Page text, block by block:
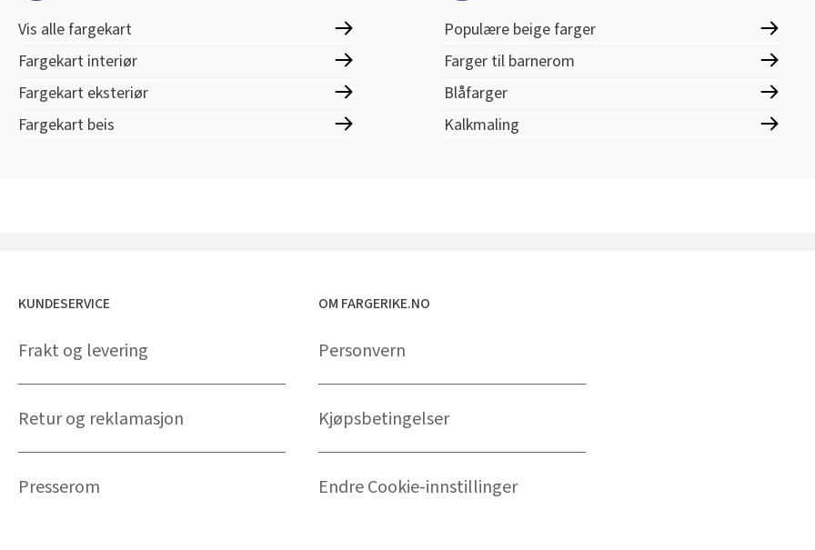
Vis alle fargekart
Fargekart interiør
Fargekart eksteriør
Fargekart beis
Populære beige farger
Farger til barnerom
Blåfarger
Kalkmaling
KUNDESERVICE
Frakt og levering
Retur og reklamasjon
Presserom
OM FARGERIKE.NO
Personvern
Kjøpsbetingelser
Endre Cookie-innstillinger